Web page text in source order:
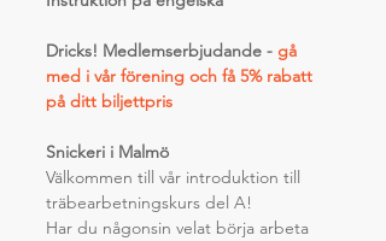
Dricks! Medlemserbjudande - gå
med i vår förening och få 5% rabatt
på ditt biljettpris
Snickeri i Malmö
Välkommen till vår introduktion till
träbearbetningskurs del A!
Har du någonsin velat börja arbeta